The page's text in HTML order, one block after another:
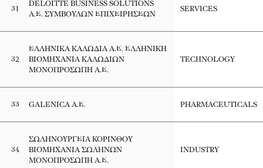
31
DELOITTE BUSINESS SOLUTIONS
Α.Ε. ΣΥΜΒΟΥΛΩΝ ΕΠΙΧΕΙΡΗΣΕΩΝ
SERVICES
32
ΕΛΛΗΝΙΚΑ ΚΑΛΩΔΙΑ Α.Ε. ΕΛΛΗΝΙΚΗ
ΒΙΟΜΗΧΑΝΙΑ ΚΑΛΩΔΙΩΝ
ΜΟΝΟΠΡΟΣΩΠΗ Α.Ε.
TECHNOLOGY
33 GALENICA Α.Ε. PHARMACEUTICALS
34
ΣΩΛΗΝΟΥΡΓΕΙΑ ΚΟΡΙΝΘΟΥ
ΒΙΟΜΗΧΑΝΙΑ ΣΩΛΗΝΩΝ
ΜΟΝΟΠΡΟΣΩΠΗ Α.Ε.
INDUSTRY